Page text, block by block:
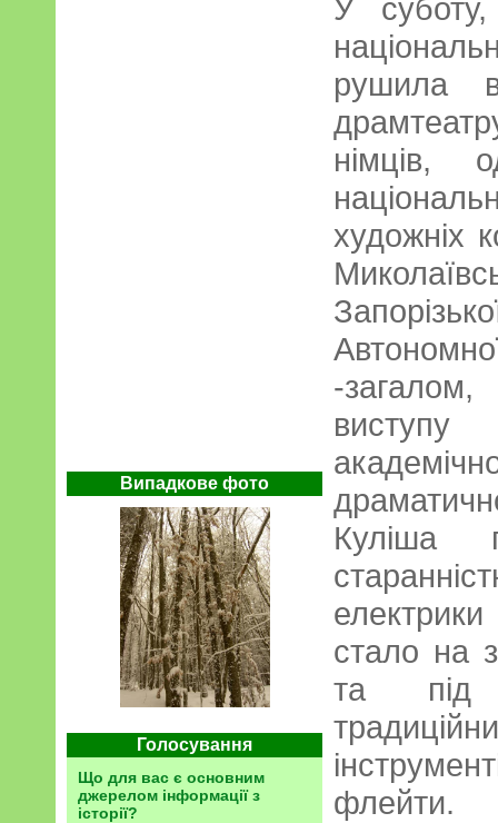
Випадкове фото
Голосування
Що для вас є основним
джерелом інформації з
історії?
У
рушила
німців,
художніх
-
виступу
Куліша
стало на
та під
флейти.